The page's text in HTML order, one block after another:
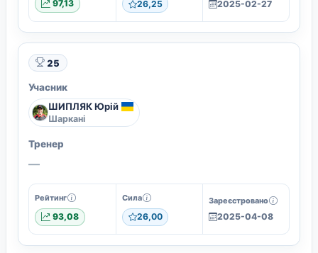
97,13 26,25 2025-02-27
25
Учасник
ШИПЛЯК Юрій
Шаркані
Тренер
—
Рейтинг
93,08
Сила
26,00
Зареєстровано
2025-04-08